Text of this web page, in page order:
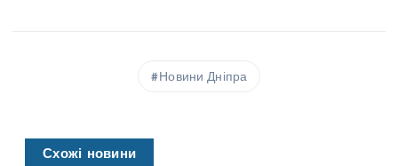
Новини Дніпра
Схожі новини